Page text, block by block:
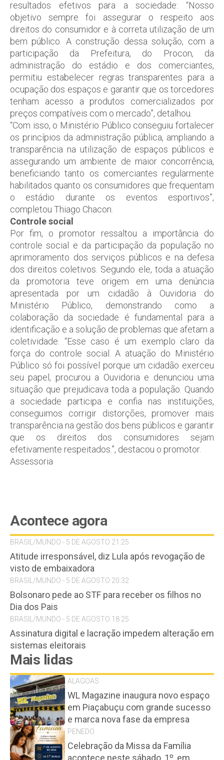
resultados efetivos para a sociedade: “Nosso
objetivo sempre foi assegurar o respeito aos
direitos do consumidor e à correta utilização de um
bem público. A construção dessa solução, com a
participação da Prefeitura, do Procon, da
administração do estádio e dos comerciantes,
permitiu estabelecer regras transparentes para a
ocupação dos espaços e garantir que os torcedores
tenham acesso a produtos comercializados por
preços compatíveis com o mercado”, detalhou.
“Com isso, o Ministério Público conseguiu fortalecer
os princípios da administração pública, ampliando a
transparência na utilização de espaços públicos e
assegurando um ambiente de maior concorrência,
beneficiando tanto os comerciantes regularmente
habilitados quanto os consumidores que frequentam
o estádio durante os eventos esportivos”,
completou Thiago Chacon.
Controle social
Por fim, o promotor ressaltou a importância do
controle social e da participação da população no
aprimoramento dos serviços públicos e na defesa
dos direitos coletivos. Segundo ele, toda a atuação
da promotoria teve origem em uma denúncia
apresentada por um cidadão à Ouvidoria do
Ministério Público, demonstrando como a
colaboração da sociedade é fundamental para a
identificação e a solução de problemas que afetam a
coletividade. “Esse caso é um exemplo claro da
força do controle social. A atuação do Ministério
Público só foi possível porque um cidadão exerceu
seu papel, procurou a Ouvidoria e denunciou uma
situação que prejudicava toda a população. Quando
a sociedade participa e confia nas instituições,
conseguimos corrigir distorções, promover mais
transparência na gestão dos bens públicos e garantir
que os direitos dos consumidores sejam
efetivamente respeitados.”, destacou o promotor.
Assessoria
Acontece agora
BRASIL/MUNDO - 5 DE AGOSTO 21:25
Atitude irresponsável, diz Lula após revogação de
visto de embaixadora
BRASIL/MUNDO - 5 DE AGOSTO 20:32
Bolsonaro pede ao STF para receber os filhos no
Dia dos Pais
BRASIL/MUNDO - 5 DE AGOSTO 18:25
Assinatura digital e lacração impedem alteração em
sistemas eleitorais
Mais lidas
ALAGOAS
WL Magazine inaugura novo espaço
em Piaçabuçu com grande sucesso
e marca nova fase da empresa
PENEDO
Celebração da Missa da Família
acontece neste sábado, 1º, em